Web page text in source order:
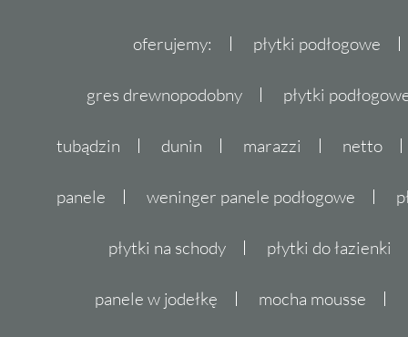
oferujemy: płytki podłogowe
gres drewnopodobny płytki
tubądzin dunin marazzi netto
panele weninger panele podłogowe
płytki na schody płytki do łazienki
panele w jodełkę mocha mousse